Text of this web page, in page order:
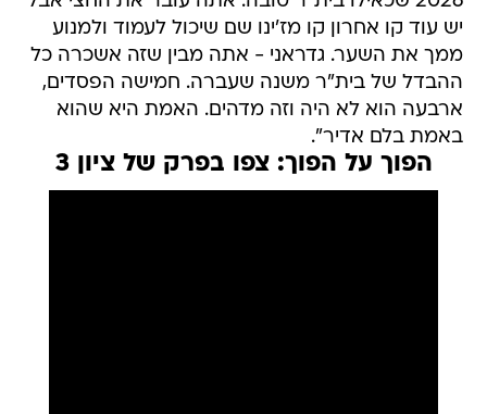
יש עוד קו אחרון קו מז'ינו שם שיכול לעמוד ולמנוע
ממך את השער. גדראני - אתה מבין שזה אשכרה כל
ההבדל של בית"ר משנה שעברה. חמישה הפסדים,
ארבעה הוא לא היה וזה מדהים. האמת היא שהוא
באמת בלם אדיר".
הפוך על הפוך: צפו בפרק של ציון 3